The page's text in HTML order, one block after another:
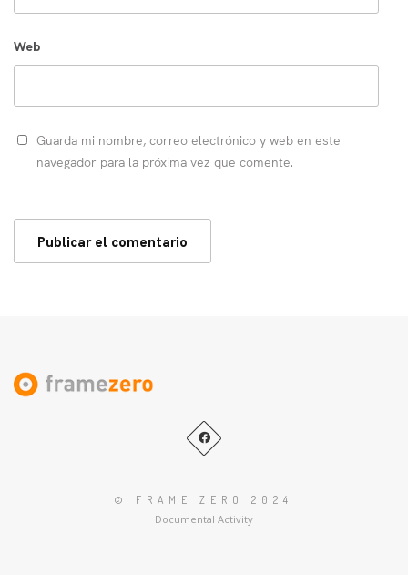
Web
Guarda mi nombre, correo electrónico y web en este
navegador para la próxima vez que comente.
© FRAME ZERO 2024
Documental Activity